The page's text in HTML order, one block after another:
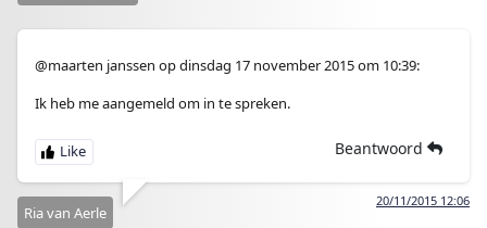
@maarten janssen op dinsdag 17 november 2015 om 10:39:
Ik heb me aangemeld om in te spreken.
Beantwoord
20/11/2015 12:06
Ria van Aerle